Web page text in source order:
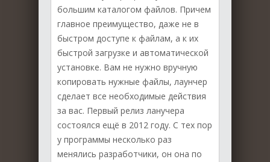
большим каталогом файлов. Причем
главное преимущество, даже не в
быстром доступе к файлам, а к их
быстрой загрузке и автоматической
установке. Вам не нужно вручную
копировать нужные файлы, лаунчер
сделает все необходимые действия
за вас. Первый релиз ланучера
состоялся ещё в 2012 году. С тех пор
у программы несколько раз
менялись разработчики, он она по